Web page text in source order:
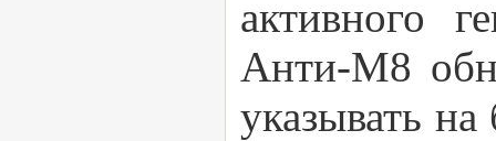
активного
Анти-М8
указывать